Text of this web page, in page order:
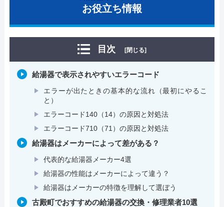
お役立ち情報
目次 [閉じる]
給湯器で表示されやすいエラーコード
エラーが出たときの基本的な流れ（最初にやるこ
と）
エラーコード140（14）の原因と対処法
エラーコード710（71）の原因と対処法
給湯器はメーカーによって差がある？
代表的な給湯器メーカー4選
給湯器の性能はメーカーによって違う？
給湯器はメーカーの特徴を理解して選ぼう
古殿町でおすすめの給湯器の交換・修理業者10選